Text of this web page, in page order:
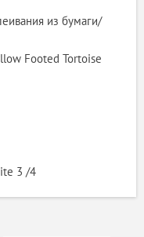
из бумаги/
Footed Tortoise
3 /4